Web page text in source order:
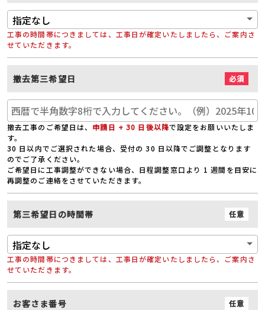
工事の時間帯につきましては、工事日が確定いたしましたら、ご案内さ
せていただきます。
撤去第三希望日 必須
撤去工事のご希望日は、 申請日 + 30 日後以降で設定をお願いいたしま
す。
30 日以内でご選択された場合、受付の 30 日以降でご調整となります
のでご了承ください。
ご希望日に工事調整ができない場合、日程調整窓口より 1 週間を目安に
再調整のご連絡をさせていただきます。
第三希望日の時間帯 任意
工事の時間帯につきましては、工事日が確定いたしましたら、ご案内さ
せていただきます。
お客さま番号 任意